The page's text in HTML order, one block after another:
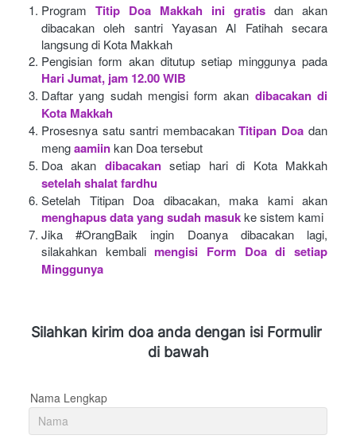
Program Titip Doa Makkah ini gratis dan akan
dibacakan oleh santri Yayasan Al Fatihah secara
langsung di Kota Makkah
Pengisian form akan ditutup setiap minggunya pada
Hari Jumat, jam 12.00 WIB
Daftar yang sudah mengisi form akan dibacakan di
Kota Makkah
Prosesnya satu santri membacakan Titipan Doa dan
mengaamiinkan Doa tersebut
Doa akan dibacakan setiap hari di Kota Makkah
setelah shalat fardhu
Setelah Titipan Doa dibacakan, maka kami akan
menghapus data yang sudah masukke sistem kami
Jika #OrangBaik ingin Doanya dibacakan lagi,
silakahkan kembali mengisi Form Doa di setiap
Minggunya
Silahkan kirim doa anda dengan isi Formulir
di bawah
Nama Lengkap